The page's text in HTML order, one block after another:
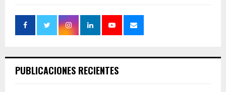
PUBLICACIONES RECIENTES